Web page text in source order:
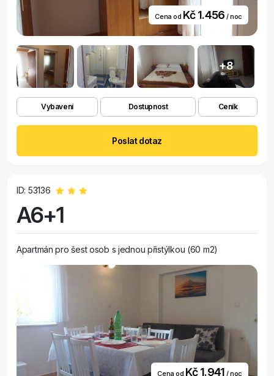
Cena od Kč 1.456 / noc
+8
Vybavení Dostupnost Ceník
Poslat dotaz
ID: 53136
A6+1
Apartmán pro šest osob s jednou přistýlkou (60 m2)
Cena od Kč 1.941 / noc